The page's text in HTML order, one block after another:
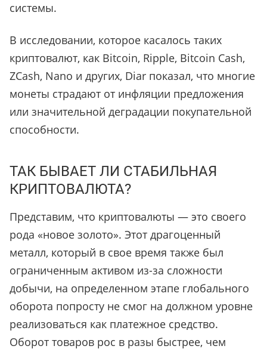
системы.
В исследовании, которое касалось таких
криптовалют, как Bitcoin, Ripple, Bitcoin Cash,
ZCash, Nano и других, Diar показал, что многие
монеты страдают от инфляции предложения
или значительной деградации покупательной
способности.
ТАК БЫВАЕТ ЛИ СТАБИЛЬНАЯ
КРИПТОВАЛЮТА?
Представим, что криптовалюты — это своего
рода «новое золото». Этот драгоценный
металл, который в свое время также был
ограниченным активом из-за сложности
добычи, на определенном этапе глобального
оборота попросту не смог на должном уровне
реализоваться как платежное средство.
Оборот товаров рос в разы быстрее, чем